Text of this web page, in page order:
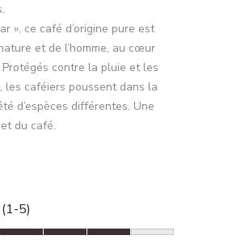
», ce café d’origine pure est
et de l’homme, au cœur
contre la pluie et les
les caféiers poussent dans la
d’espèces différentes. Une
du café.
5)